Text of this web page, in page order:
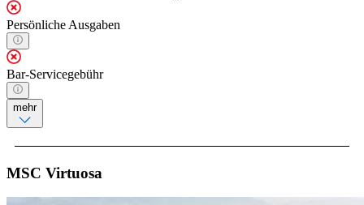
Persönliche Ausgaben
Bar-Servicegebühr
mehr
MSC Virtuosa